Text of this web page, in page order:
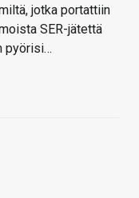
jotka portattiin
SER-jätettä
pyörisi…